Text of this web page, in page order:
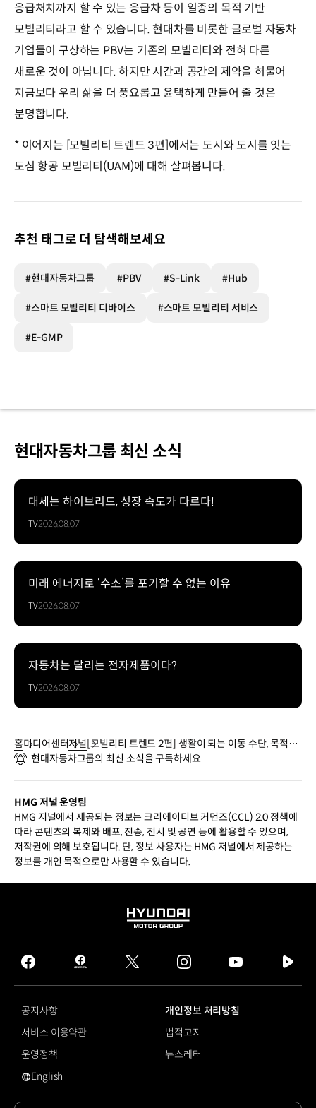
응급처치까지 할 수 있는 응급차 등이 일종의 목적 기반
모빌리티라고 할 수 있습니다. 현대차를 비롯한 글로벌 자동차
기업들이 구상하는 PBV는 기존의 모빌리티와 전혀 다른
새로운 것이 아닙니다. 하지만 시간과 공간의 제약을 허물어
지금보다 우리 삶을 더 풍요롭고 윤택하게 만들어 줄 것은
분명합니다.
* 이어지는 [모빌리티 트렌드 3편]에서는 도시와 도시를 잇는
도심 항공 모빌리티(UAM)에 대해 살펴봅니다.
추천 태그로 더 탐색해보세요
#현대자동차그룹 #PBV #S-Link #Hub
#스마트 모빌리티 디바이스 #스마트 모빌리티 서비스
#E-GMP
현대자동차그룹 최신 소식
대세는 하이브리드, 성장 속도가 다르다!
TV2026.08.07
미래 에너지로 ‘수소’를 포기할 수 없는 이유
TV2026.08.07
자동차는 달리는 전자제품이다?
TV2026.08.07
홈미디어센터저널 [모빌리티 트렌드 2편] 생활이 되는 이동 수단, 목적기
반 모빌리티(PBV)
현대자동차그룹의 최신 소식을 구독하세요
HMG 저널 운영팀
HMG 저널에서 제공되는 정보는 크리에이티브 커먼즈(CCL) 2.0 정책에
따라 콘텐츠의 복제와 배포, 전송, 전시 및 공연 등에 활용할 수 있으며,
저작권에 의해 보호됩니다. 단, 정보 사용자는 HMG 저널에서 제공하는
정보를 개인 목적으로만 사용할 수 있습니다.
HYUNDAI
GROUP
facebook
hmg
journal
twitter instagram
tv
공지사항
개인정보 처리방침
서비스 이용약관
법적고지
운영정책
뉴스레터
영문 사이트로 이동
English